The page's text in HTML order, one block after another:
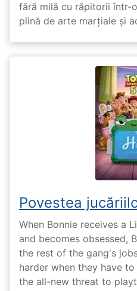
fără milă cu răpitorii într-
plină de arte marțiale și
Povestea
When Bonnie receives a
and becomes obsessed,
the rest of the gang's
harder when they have
the all-new threat to